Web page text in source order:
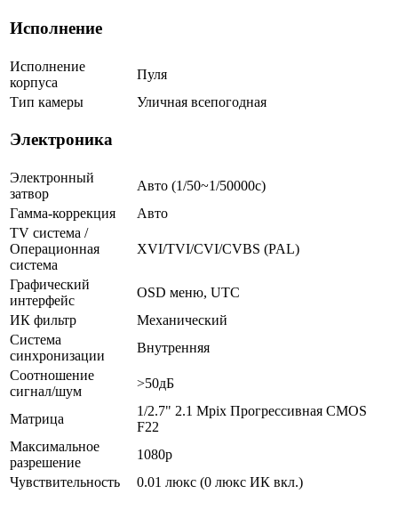
Исполнение
Исполнение
корпуса
Пуля
Тип камеры
Уличная всепогодная
Электроника
Электронный
затвор
Авто (1/50~1/50000с)
Гамма-коррекция
Авто
TV система /
Операционная
система
XVI/TVI/CVI/CVBS (PAL)
Графический
интерфейс
OSD меню, UTC
ИК фильтр
Механический
Система
синхронизации
Внутренняя
Соотношение
сигнал/шум
>50дБ
Матрица
1/2.7" 2.1 Mpix Прогрессивная CMOS
F22
Максимальное
разрешение
1080p
Чувствительность
0.01 люкс (0 люкс ИК вкл.)